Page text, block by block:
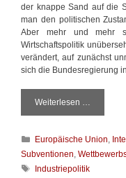
der knappe Sand auf die
man den politischen
Aber mehr und mehr
Wirtschaftspolitik
verändert, auf zunächst
sich die Bundesregierung
Weiterlesen …
a
m
a
K
a
t
Europäische Union,
Subventionen,
SIndustriepolitik